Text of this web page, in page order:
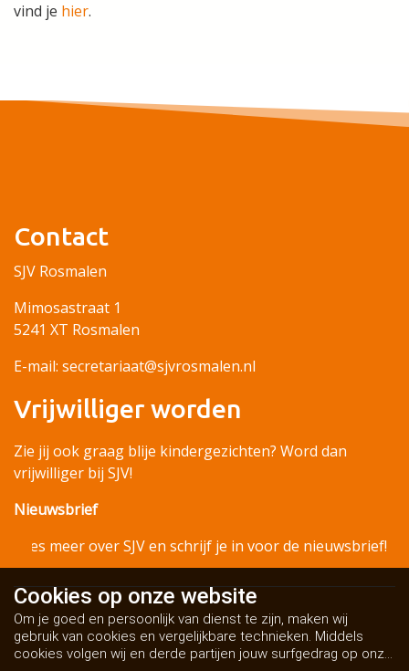
vind je hier.
Contact
SJV Rosmalen
Mimosastraat 1
5241 XT Rosmalen
E-mail: secretariaat@sjvrosmalen.nl
Vrijwilliger worden
Zie jij ook graag blije kindergezichten? Word dan
vrijwilliger bij SJV!
Nieuwsbrief
Lees meer over SJV en schrijf je in voor de nieuwsbrief!
Cookies op onze website
Om je goed en persoonlijk van dienst te zijn, maken wij
gebruik van cookies en vergelijkbare technieken. Middels
cookies volgen wij en derde partijen jouw surfgedrag op onze